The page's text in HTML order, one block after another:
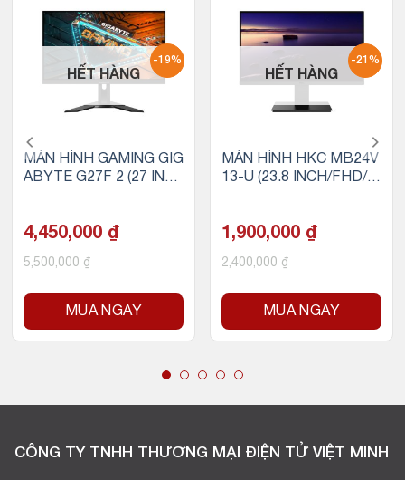
-19%
HẾT HÀNG
MÀN HÌNH GAMING GIG
ABYTE G27F 2 (27 INC
4,450,000 ₫
5,500,000₫
MUA NGAY
-21%
HẾT HÀNG
MÀN HÌNH HKC MB24V
13-U (23.8 INCH/FHD/V
1,900,000 ₫
2,400,000₫
MUA NGAY
CÔNG TY TNHH THƯƠNG MẠI ĐIỆN TỬ VIỆT MINH